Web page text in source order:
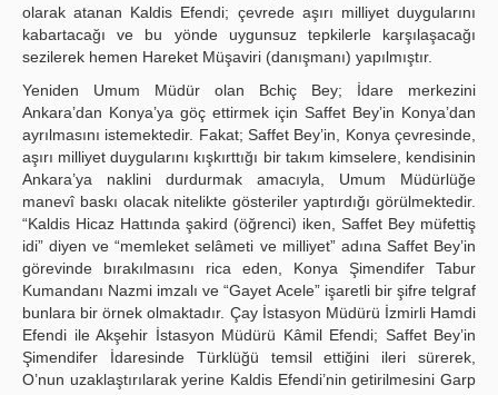
olarak atanan Kaldis Efendi; çevrede aşırı milliyet duygularını
kabartacağı ve bu yönde uygunsuz tepkilerle karşılaşacağı
sezilerek hemen Hareket Müşaviri (danışmanı) yapılmıştır.
Yeniden Umum Müdür olan Bchiç Bey; İdare merkezini
Ankara’dan Konya’ya göç ettirmek için Saffet Bey’in Konya’dan
ayrılmasını istemektedir. Fakat; Saffet Bey’in, Konya çevresinde,
aşırı milliyet duygularını kışkırttığı bir takım kimselere, kendisinin
Ankara’ya naklini durdurmak amacıyla, Umum Müdürlüğe
manevî baskı olacak nitelikte gösteriler yaptırdığı görülmektedir.
“Kaldis Hicaz Hattında şakird (öğrenci) iken, Saffet Bey müfettiş
idi” diyen ve “memleket selâmeti ve milliyet” adına Saffet Bey’in
görevinde bırakılmasını rica eden, Konya Şimendifer Tabur
Kumandanı Nazmi imzalı ve “Gayet Acele” işaretli bir şifre telgraf
bunlara bir örnek olmaktadır. Çay İstasyon Müdürü İzmirli Hamdi
Efendi ile Akşehir İstasyon Müdürü Kâmil Efendi; Saffet Bey’in
Şimendifer İdaresinde Türklüğü temsil ettiğini ileri sürerek,
O’nun uzaklaştırılarak yerine Kaldis Efendi’nin getirilmesini Garp